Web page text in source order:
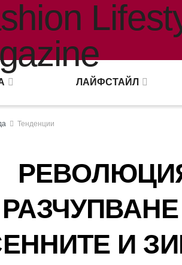
ЛАЙФСТАЙЛ
Тенденции
И